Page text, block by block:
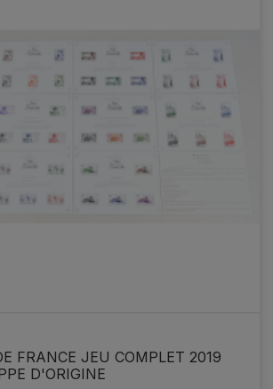
FRANCE JEU COMPLET 2019
D'ORIGINE